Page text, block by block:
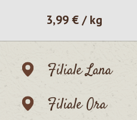
Prezzo normale:
3,99 € / kg
Filiale Lana
Filiale Ora